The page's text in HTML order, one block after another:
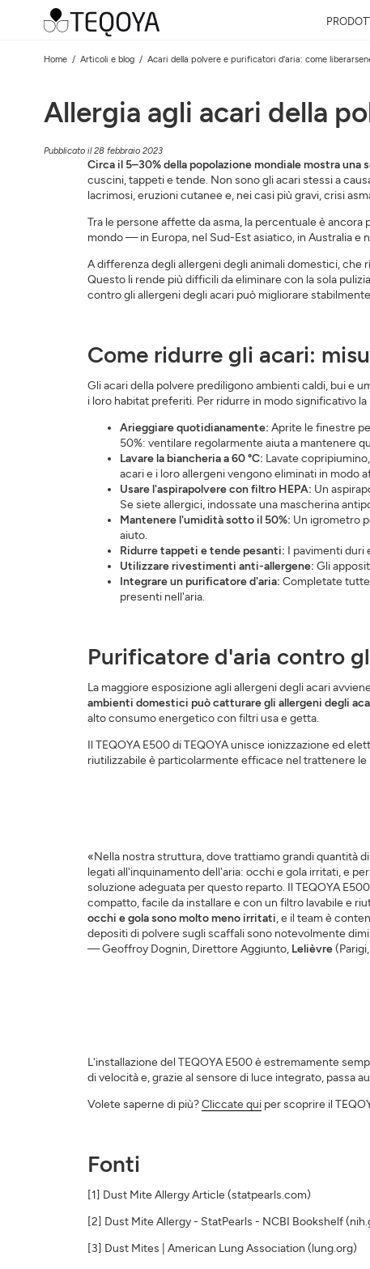
Home Articoli e blog Acari della polvere e purificatori d'aria: come
Allergia agli acari della
Pubblicato il 28 febbraio 2023
Circa il 5–30% della popolazione mondiale mostra
cuscini, tappeti e tende. Non sono gli acari stessi a
lacrimosi, eruzioni cutanee e, nei casi più gravi, crisi
Tra le persone affette da asma, la percentuale è
mondo — in Europa, nel Sud-Est asiatico, in Australia e
A differenza degli allergeni degli animali domestici, che
Questo li rende più difficili da eliminare con la sola
contro gli allergeni degli acari può migliorare
Come ridurre gli acari:
Gli acari della polvere prediligono ambienti caldi, bui e
i loro habitat preferiti. Per ridurre in modo significativo
Arieggiare quotidianamente: Aprite le finestre
50%: ventilare regolarmente aiuta a mantenere
Lavare la biancheria a 60 °C: Lavate
acari e i loro allergeni vengono eliminati in modo
Usare l'aspirapolvere con filtro HEPA: Un
Se siete allergici, indossate una mascherina
Mantenere l'umidità sotto il 50%: Un igrometro
aiuto.
Ridurre tappeti e tende pesanti: I pavimenti duri
Utilizzare rivestimenti anti-allergene: Gli
Integrare un purificatore d'aria: Completate tutte
presenti nell'aria.
Purificatore d'aria contro
La maggiore esposizione agli allergeni degli acari
ambienti domestici può catturare gli allergeni degli
alto consumo energetico con filtri usa e getta.
Il TEQOYA E500 di TEQOYA unisce ionizzazione ed
riutilizzabile è particolarmente efficace nel trattenere le
«Nella nostra struttura, dove trattiamo grandi quantità
legati all'inquinamento dell'aria: occhi e gola irritati, e
soluzione adeguata per questo reparto. Il TEQOYA
compatto, facile da installare e con un filtro lavabile e
occhi e gola sono molto meno irritati, e il team è
depositi di polvere sugli scaffali sono notevolmente
— Geoffroy Dognin, Direttore Aggiunto, Lelièvre
L'installazione del TEQOYA E500 è estremamente
di velocità e, grazie al sensore di luce integrato, passa
Volete saperne di più?Cliccate quiper scoprire il
Fonti
[1] Dust Mite Allergy Article (statpearls.com)
[2] Dust Mite Allergy - StatPearls - NCBI Bookshelf
[3] Dust Mites | American Lung Association (lung.org)